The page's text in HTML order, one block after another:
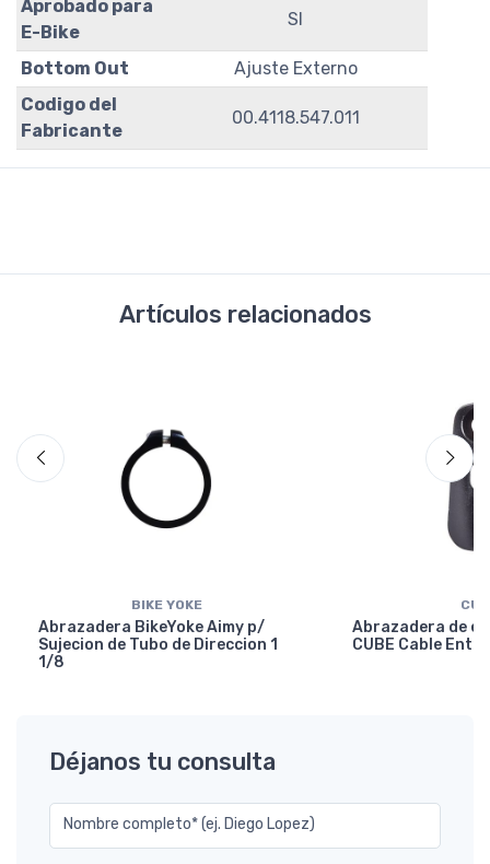
Aprobado para
E-Bike
SI
Bottom Out
Ajuste Externo
Codigo del
Fabricante
00.4118.547.011
Artículos relacionados
BIKE YOKE
Abrazadera BikeYoke Aimy p/
Sujecion de Tubo de Direccion 1
1/8
Abrazadera de
CUBE Cable
Déjanos tu consulta
Nombre completo* (ej. Diego Lopez)